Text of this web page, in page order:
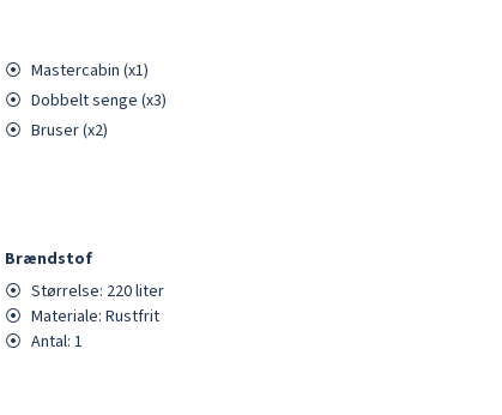
⦿ Mastercabin (x1)
⦿ Dobbeltsenge (x3)
⦿ Bruser (x2)
Brændstof
⦿ Størrelse: 220liter
⦿ Materiale:Rustfrit
⦿ Antal:1